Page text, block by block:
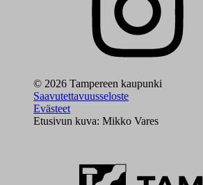
© 2026 Tampereen kaupunki
Saavutettavuusseloste
Evästeet
Etusivun kuva: Mikko Vares